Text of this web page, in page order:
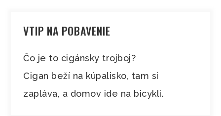
VTIP NA POBAVENIE
Čo je to cigánsky trojboj?
Cigan beží na kúpalisko, tam si
zapláva, a domov ide na bicykli.